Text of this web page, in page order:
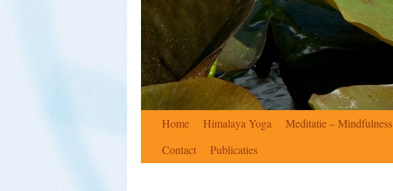
Home Himalaya Yoga Meditatie – Mindfulness
Contact
Publicaties